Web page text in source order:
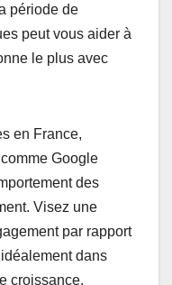
période de
peut vous aider à
le plus avec
en France,
Google
des
Visez une
par rapport
dans
croissance.